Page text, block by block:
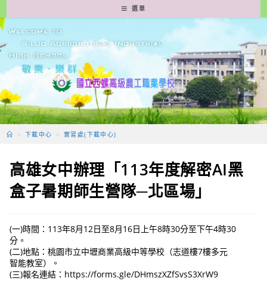
轉
至
要
容
選單
> 下載中心 > 實習處(下載中心)
高雄女中辦理「113年度解密AI黑
盒子暑期師生營隊─北區場」
(一)時間：113年8月12日至8月16日上午8時30分至下午4時30
分。
(二)地點：桃園市立中壢商業高級中等學校（志道樓7樓多元
智能教室）。
(三)報名連結：https://forms.gle/DHmszXZfSvsS3XrW9